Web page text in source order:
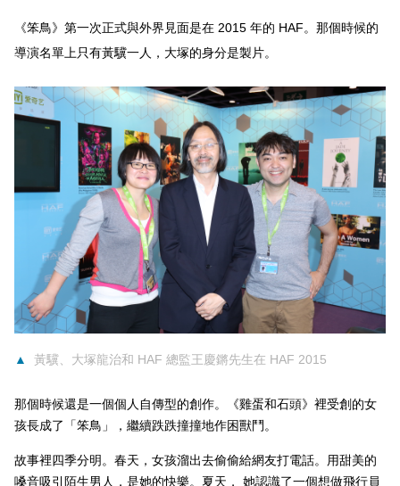
《笨鳥》第一次正式與外界見面是在 2015 年的 HAF。那個時候的
導演名單上只有黃驥一人，大塚的身分是製片。
▲ 黃驥、大塚龍治和 HAF 總監王慶鏘先生在 HAF 2015
那個時候還是一個個人自傳型的創作。《雞蛋和石頭》裡受創的女
孩長成了「笨鳥」，繼續跌跌撞撞地作困獸鬥。
故事裡四季分明。春天，女孩溜出去偷偷給網友打電話。用甜美的
嗓音吸引陌生男人，是她的快樂。夏天， 她認識了一個想做飛行員